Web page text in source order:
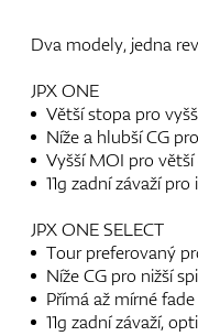
Dva modely, jedna
JPX ONE
Větší stopa pro
Níže a hlubší CG
Vyšší MOI pro
11g zadní závaží
JPX ONE SELECT
Tour preferovaný
Níže CG pro nižší
Přímá až mírné
11g zadní závaží,